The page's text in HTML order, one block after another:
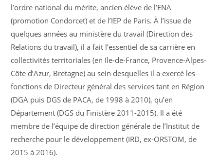
l’ordre national du mérite, ancien élève de l’ENA
(promotion Condorcet) et de l’IEP de Paris. À l’issue de
quelques années au ministère du travail (Direction des
Relations du travail), il a fait l’essentiel de sa carrière en
collectivités territoriales (en Ile-de-France, Provence-Alpes-
Côte d’Azur, Bretagne) au sein desquelles il a exercé les
fonctions de Directeur général des services tant en Région
(DGA puis DGS de PACA, de 1998 à 2010), qu’en
Département (DGS du Finistère 2011-2015). Il a été
membre de l’équipe de direction générale de l’Institut de
recherche pour le développement (IRD, ex-ORSTOM, de
2015 à 2016).